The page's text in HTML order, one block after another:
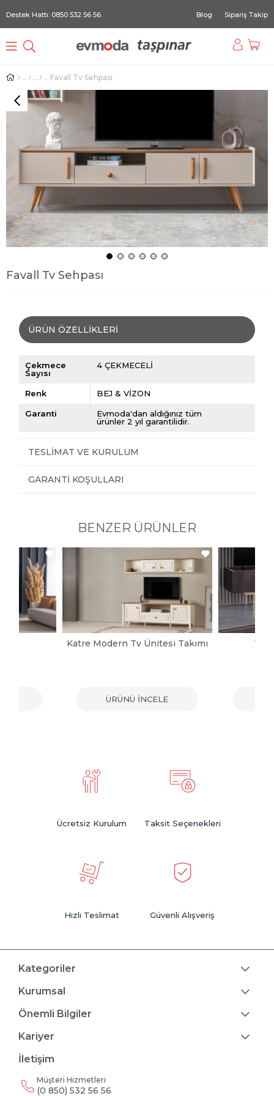
Destek Hattı: 0850 532 56 56 Blog Sipariş Takip
Favall Tv Sehpası
Favall Tv Sehpası
ÜRÜN ÖZELLIKLERI
Çekmece
Sayısı
4 ÇEKMECELİ
Renk BEJ & VİZON
Garanti
Evmoda'dan aldığınız tüm
ürünler 2 yıl garantilidir.
TESLIMAT VE KURULUM
GARANTI KOŞULLARI
BENZER ÜRÜNLER
Katre Modern Tv Ünitesi Takımı
ÜRÜNÜ İNCELE
Ücretsiz Kurulum Taksit Seçenekleri
Hızlı Teslimat Güvenli Alışveriş
Kategoriler
Kurumsal
Önemli Bilgiler
Kariyer
İletişim
Müşteri Hizmetleri
(0 850) 532 56 56